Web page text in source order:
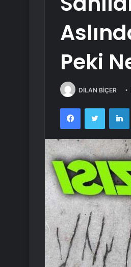
Peki
DİLAN BİÇER
FacebookTwitter